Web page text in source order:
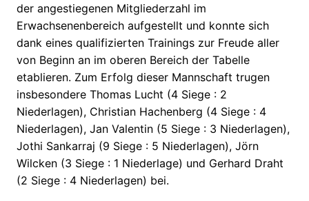
der angestiegenen Mitgliederzahl im
Erwachsenenbereich aufgestellt und konnte sich
dank eines qualifizierten Trainings zur Freude aller
von Beginn an im oberen Bereich der Tabelle
etablieren. Zum Erfolg dieser Mannschaft trugen
insbesondere Thomas Lucht (4 Siege : 2
Niederlagen), Christian Hachenberg (4 Siege : 4
Niederlagen), Jan Valentin (5 Siege : 3 Niederlagen),
Jothi Sankarraj (9 Siege : 5 Niederlagen), Jörn
Wilcken (3 Siege : 1 Niederlage) und Gerhard Draht
(2 Siege : 4 Niederlagen) bei.